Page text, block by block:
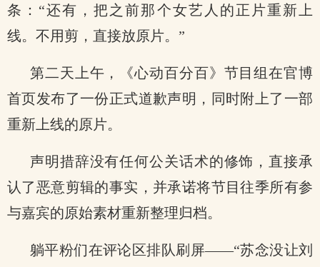
条：“还有，把之前那个女艺人的正片重新上
线。不用剪，直接放原片。”
第二天上午，《心动百分百》节目组在官博
首页发布了一份正式道歉声明，同时附上了一部
重新上线的原片。
声明措辞没有任何公关话术的修饰，直接承
认了恶意剪辑的事实，并承诺将节目往季所有参
与嘉宾的原始素材重新整理归档。
躺平粉们在评论区排队刷屏——“苏念没让刘